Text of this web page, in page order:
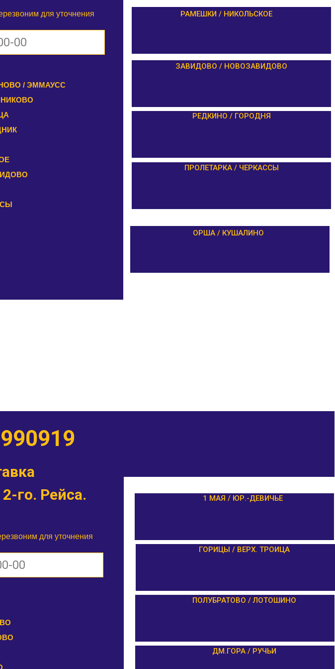
для уточнения
/ ЭММАУСС
ОРША / КУШАЛИНО
РАМЕШКИ / НИКОЛЬСКОЕ
ЗАВИДОВО / НОВОЗАВИДОВО
РЕДКИНО / ГОРОДНЯ
ПРОЛЕТАРКА / ЧЕРКАССЫ
1 МАЯ / ЮР.-ДЕВИЧЬЕ
ГОРИЦЫ / ВЕРХ. ТРОИЦА
ПОЛУБРАТОВО / ЛОТОШИНО
ДМ.ГОРА / РУЧЬИ
для уточнения
го. Рейса.